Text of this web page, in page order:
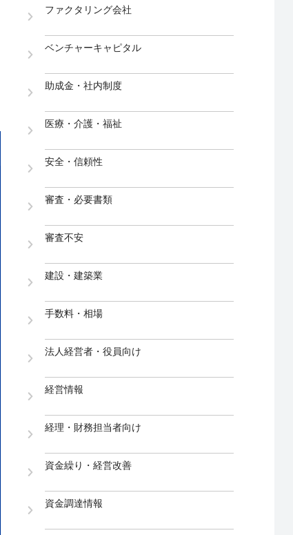
ファクタリング会社
ベンチャーキャピタル
助成金・社内制度
医療・介護・福祉
安全・信頼性
審査・必要書類
審査不安
建設・建築業
手数料・相場
法人経営者・役員向け
経営情報
経理・財務担当者向け
資金繰り・経営改善
資金調達情報